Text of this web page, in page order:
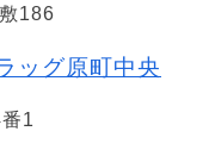
186
ッグ原町中央
1